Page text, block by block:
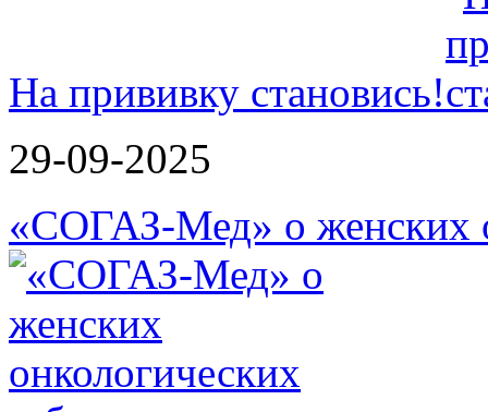
На прививку становись!
29-09-2025
«СОГАЗ-Мед» о женских